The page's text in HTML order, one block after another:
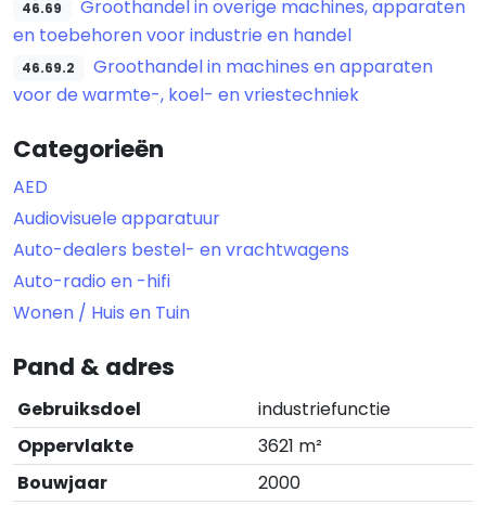
46.69
Groothandel in overige machines, apparaten
en toebehoren voor industrie en handel
46.69.2
Groothandel in machines en apparaten
voor de warmte-, koel- en vriestechniek
Categorieën
AED
Audiovisuele apparatuur
Auto-dealers bestel- en vrachtwagens
Auto-radio en -hifi
Wonen / Huis en Tuin
Pand & adres
Gebruiksdoel
industriefunctie
Oppervlakte
3621 m²
Bouwjaar
2000